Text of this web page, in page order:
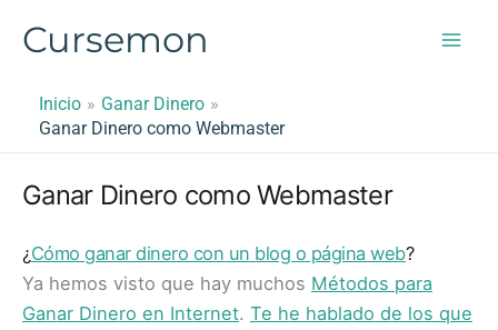
Cursemon
Inicio
Ganar Dinero
Ganar Dinero como Webmaster
Ganar Dinero como Webmaster
¿Cómo ganar dinero con un blog o página web?
Ya hemos visto que hay muchos Métodos para
Ganar Dinero en Internet. Te he hablado de los que